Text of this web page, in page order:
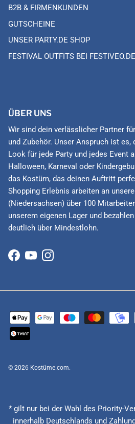
B2B & FIRMENKUNDEN
GUTSCHEINE
UNSER PARTY.DE SHOP
FESTIVAL OUTFITS BEI FESTIVEO.DE
ÜBER UNS
Wir sind dein verlässlicher Partner
und Zubehör. Unser Anspruch ist
Look für jede Party und jedes Event
Halloween, Karneval oder
das Kostüm, das deinen Auftritt
Shopping Erlebnis arbeiten an
(Niedersachsen) über 100
unserem eigenen Lager und
deutlich über Mindestlohn.
Facebook
YouTubeInstagram
© 2026 Kostüme.com.
* gilt nur bei der Wahl des Priority-
innerhalb Deutschlands und